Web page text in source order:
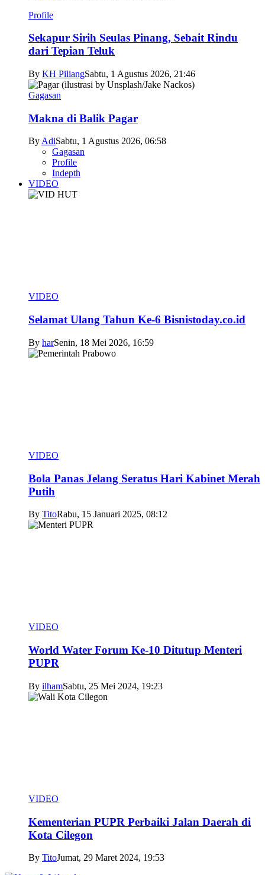
Profile
Sekapur Sirih Seulas Pinang, Sebait Rindu
dari Tepian Teluk
By KH PiliangSabtu, 1 Agustus 2026, 21:46
Gagasan
Makna di Balik Pagar
ByAdiSabtu, 1 Agustus 2026, 06:58
Gagasan
Profile
Indepth
VIDEO
VIDEO
Selamat Ulang Tahun Ke-6 Bisnistoday.co.id
By harSenin, 18 Mei 2026, 16:59
VIDEO
Bola Panas Jelang Seratus Hari Kabinet Merah
Putih
By TitoRabu, 15 Januari 2025, 08:12
VIDEO
World Water Forum Ke-10 Ditutup Menteri
PUPR
By ilhamSabtu, 25 Mei 2024, 19:23
VIDEO
Kementerian PUPR Perbaiki Jalan Daerah di
Kota Cilegon
By TitoJumat, 29 Maret 2024, 19:53